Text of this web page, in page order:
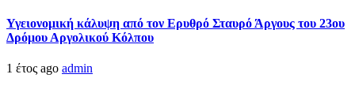
Υγειονομική κάλυψη από τον Ερυθρό Σταυρό Άργους του 23ου
Δρόμου Αργολικού Κόλπου
1 έτος ago admin